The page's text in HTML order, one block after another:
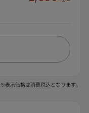
※表示価格は消費税込となります。